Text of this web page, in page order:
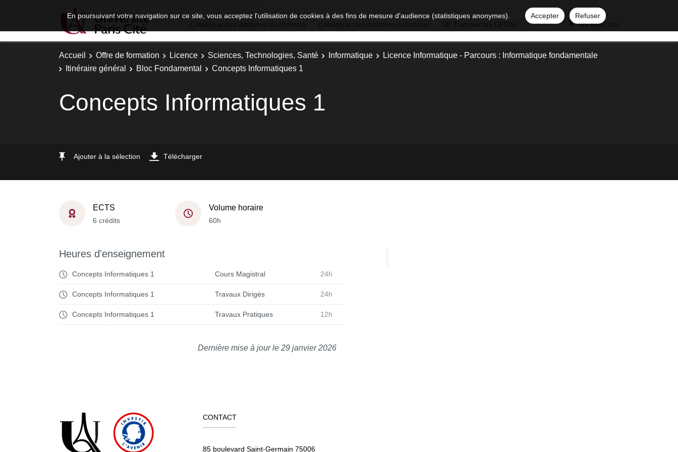
En poursuivant votre navigation sur ce site, vous acceptez l'utilisation de cookies à des fins de mesure d'audience (statistiques anonymes). Accepter
Refuser
Ma sélection
Accueil Offre de formation Licence Sciences, Technologies, Santé Informatique
Licence Informatique - Parcours : Informatique fondamentale
Itinéraire général
Bloc Fondamental Concepts Informatiques 1
Concepts Informatiques 1
Ajouter à la sélection Télécharger
ECTS
6 crédits
Volume horaire
60h
Heures d'enseignement
Concepts Informatiques 1 Cours Magistral 24h
Concepts Informatiques 1 Travaux Dirigés 24h
Concepts Informatiques 1 Travaux Pratiques 12h
Dernière mise à jour le 29 janvier 2026
CONTACT
85 boulevard Saint-Germain 75006